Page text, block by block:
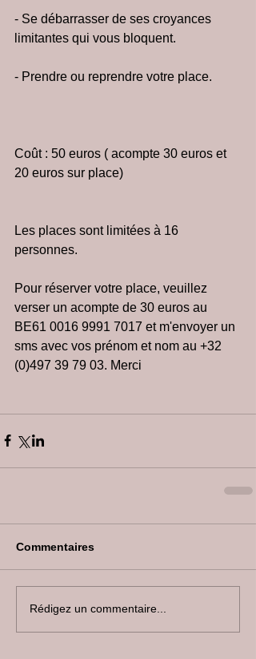
- Se débarrasser de ses croyances
limitantes qui vous bloquent.
- Prendre ou reprendre votre place.
Coût : 50 euros ( acompte 30 euros et
20 euros sur place)
Les places sont limitées à 16
personnes.
Pour réserver votre place, veuillez
verser un acompte de 30 euros au
BE61 0016 9991 7017 et m'envoyer un
sms avec vos prénom et nom au +32
(0)497 39 79 03. Merci
Commentaires
Rédigez un commentaire...